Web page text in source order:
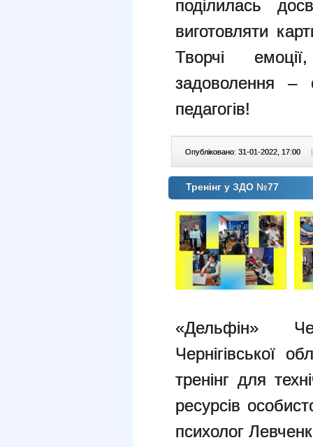
поділилась
виготовляти
Творчі
задоволення –
педагогів!
Опубліковано: 31-01-2022, 17:00 |
Тренінг у ЗДО №77
«Дельфін»
Чернігівської
тренінг для
ресурсів
психолог